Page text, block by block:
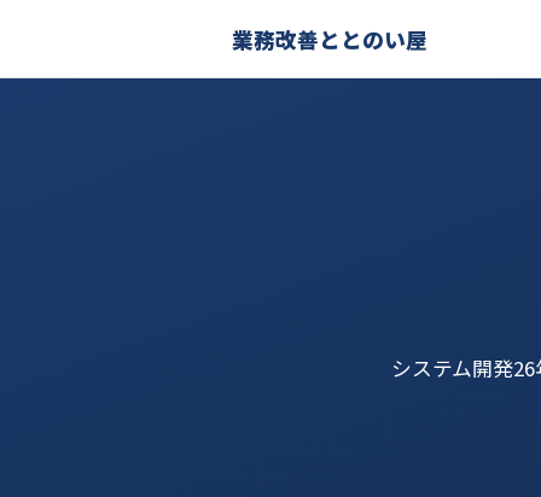
業務改善ととのい屋
システム開発